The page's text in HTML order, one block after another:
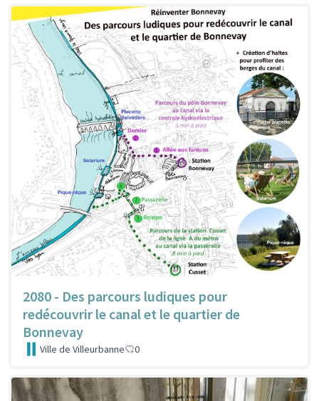
2080 - Des parcours ludiques pour
redécouvrir le canal et le quartier de
Bonnevay
Ville de Villeurbanne 0